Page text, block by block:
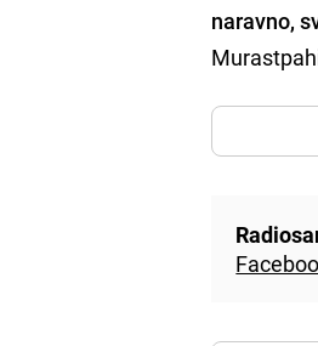
naravno,